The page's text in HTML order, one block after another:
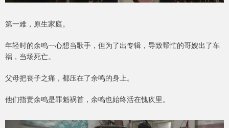
第一难，原生家庭。
年轻时的余鸣一心想当歌手，但为了出专辑，导致帮忙的哥嫂出了车
祸，当场死亡。
父母把丧子之痛，都压在了余鸣的身上。
他们指责余鸣是罪魁祸首，余鸣也始终活在愧疚里。